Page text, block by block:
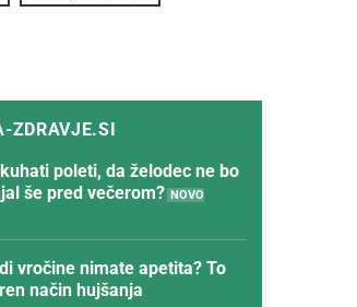
poleti, da želodec ne bo
še pred večerom?
vročine nimate apetita? To
način hujšanja